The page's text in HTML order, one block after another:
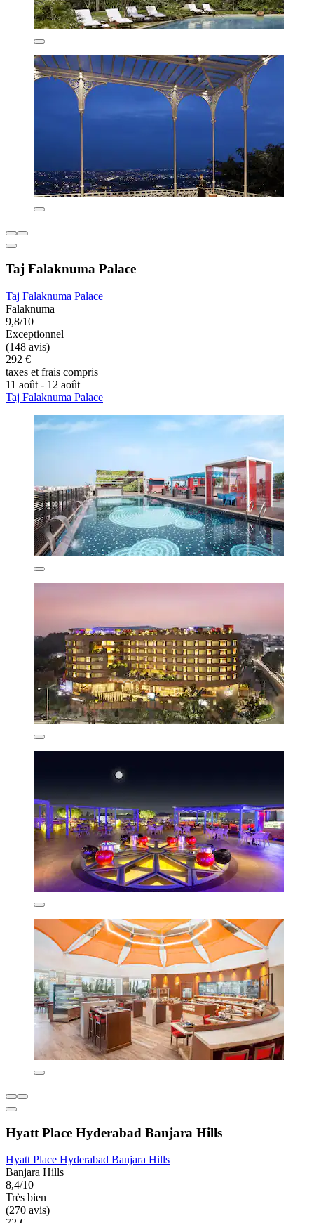
Taj Falaknuma Palace
Taj Falaknuma Palace
Falaknuma
9,8/10
Exceptionnel
(148 avis)
292 €
taxes et frais compris
11 août - 12 août
Taj Falaknuma Palace
Hyatt Place Hyderabad Banjara Hills
Hyatt Place Hyderabad Banjara Hills
Banjara Hills
8,4/10
Très bien
(270 avis)